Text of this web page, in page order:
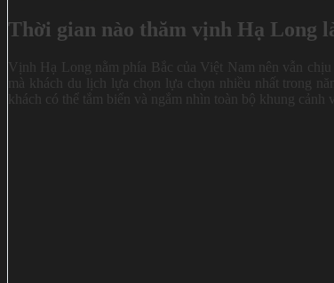
Thời gian nào thăm vịnh Hạ Long
Vịnh Hạ Long nằm phía Bắc của Việt Nam nên vẫn
mà khách du lịch lựa chọn lựa chọn nhiều nhất trong
khách có thể tắm biển và ngắm nhìn toàn bộ khung cảnh